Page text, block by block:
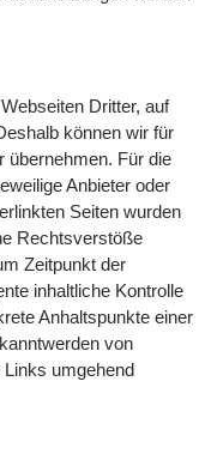
Dritter, auf
können wir für
übernehmen. Für die
Anbieter oder
Seiten wurden
Rechtsverstöße
Zeitpunkt der
inhaltliche Kontrolle
Anhaltspunkte einer
von
umgehend